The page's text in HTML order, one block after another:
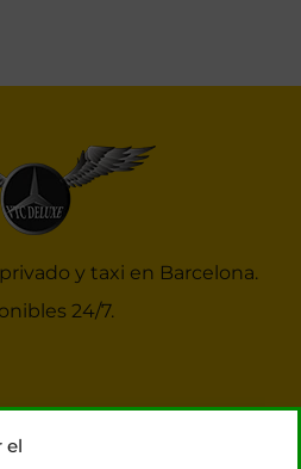
el
y taxi en Barcelona.
24/7.